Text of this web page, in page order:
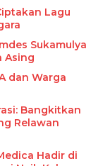
Lagu
Sukamulya
Asing
dan Warga
Bangkitkan
Relawan
Hadir di